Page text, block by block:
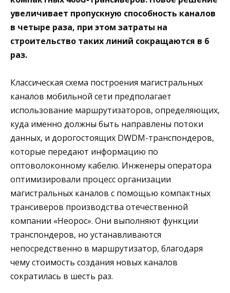
увеличивает пропускную способность каналов
в четыре раза, при этом затраты на
строительство таких линий сокращаются в 6
раз.
Классическая схема построения магистральных
каналов мобильной сети предполагает
использование маршрутизаторов, определяющих,
куда именно должны быть направлены потоки
данных, и дорогостоящих DWDM-транспондеров,
которые передают информацию по
оптоволоконному кабелю. Инженеры оператора
оптимизировали процесс организации
магистральных каналов с помощью компактных
трансиверов производства отечественной
компании «Неорос». Они выполняют функции
транспондеров, но устанавливаются
непосредственно в маршрутизатор, благодаря
чему стоимость создания новых каналов
сократилась в шесть раз.